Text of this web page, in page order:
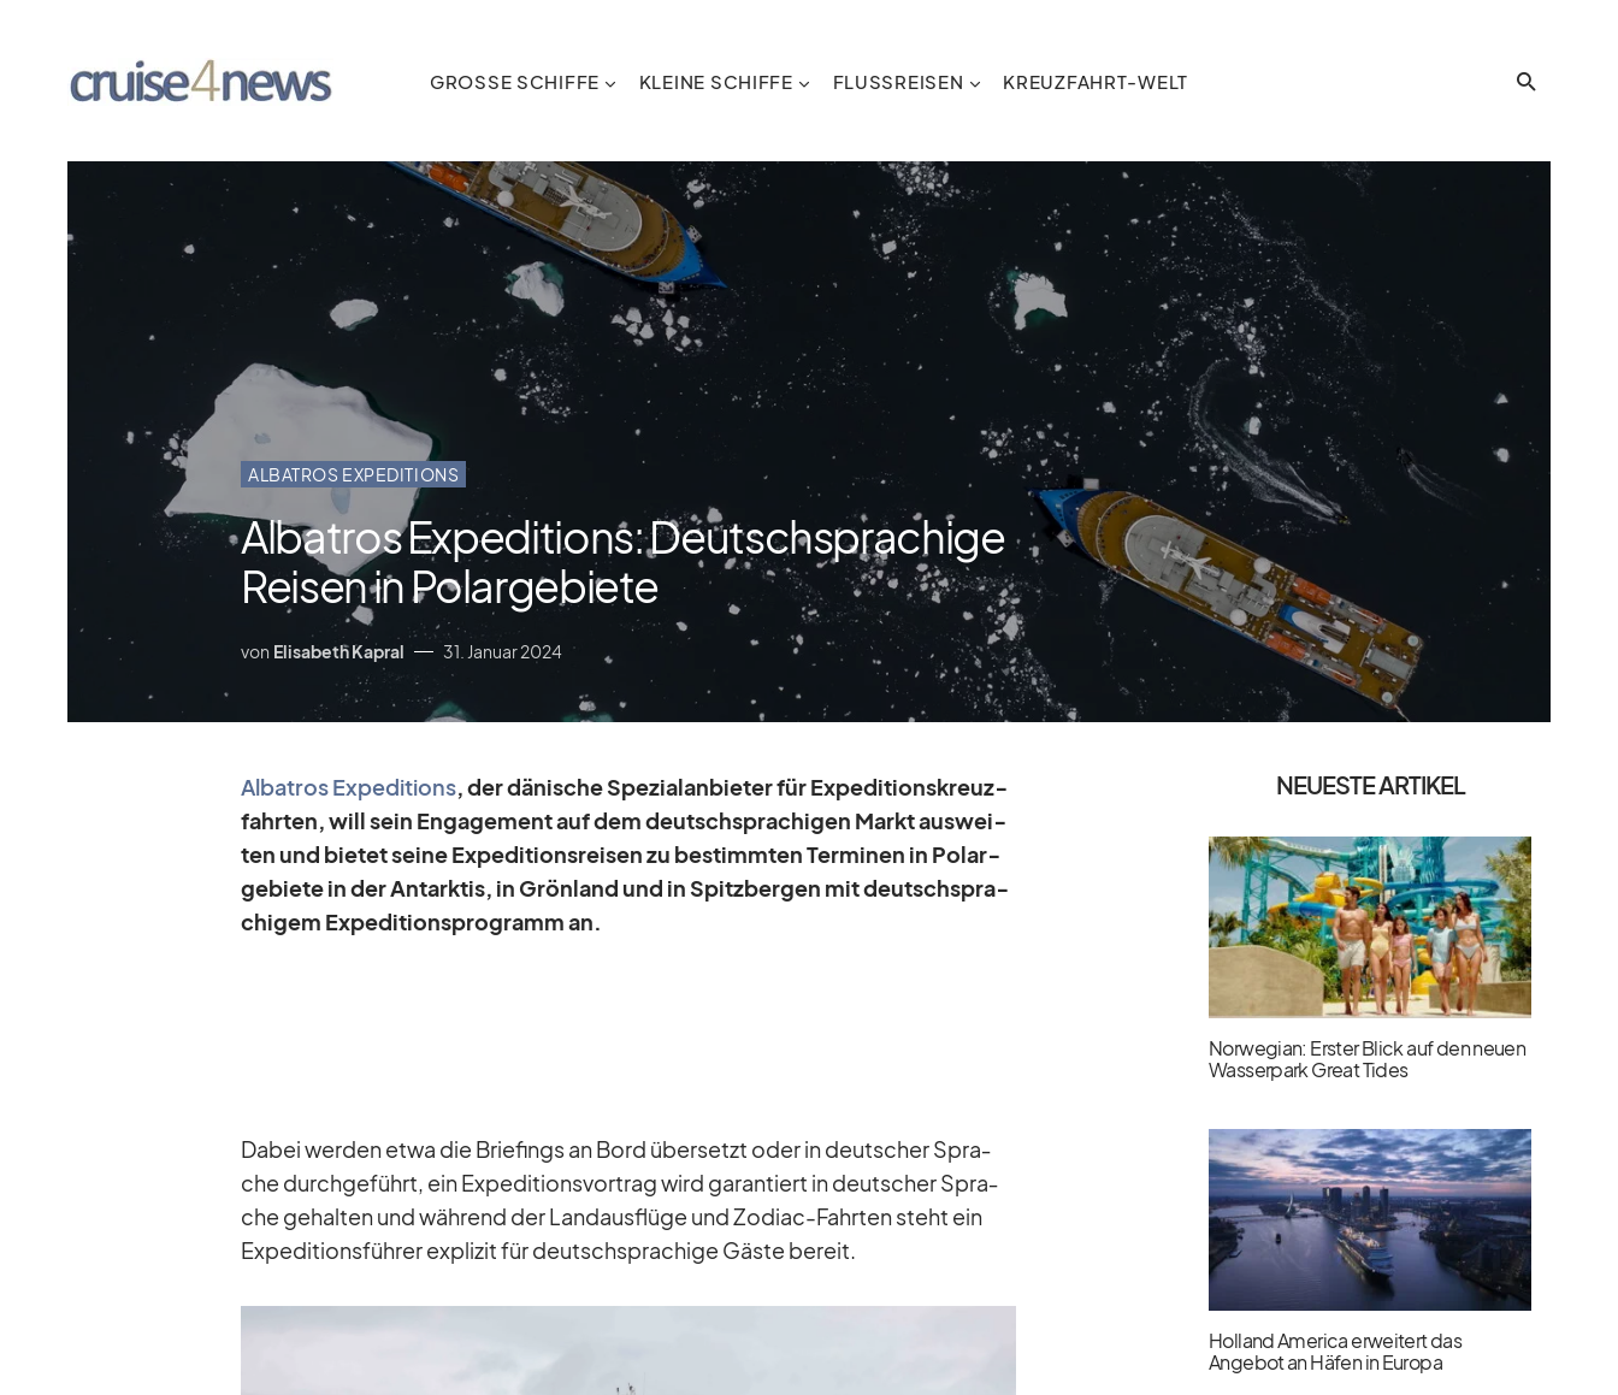
GROSSE SCHIFFE KLEINE SCHIFFE FLUSSREISEN KREUZFAHRT-WELT
ALBATROS EXPEDITIONS
Albatros Expeditions: Deutschsprachige
Reisen in Polargebiete
von Elisabeth Kapral 31. Januar 2024
Al­ba­tros Ex­pe­di­ti­ons, der dä­ni­sche Spe­zi­al­an­bie­ter für Ex­pe­di­ti­ons­kreuz­
fahr­ten, will sein En­ga­ge­ment auf dem deutsch­spra­chi­gen Markt aus­wei­
ten und bie­tet seine Ex­pe­di­ti­ons­rei­sen zu be­stimm­ten Ter­mi­nen in Po­lar­
ge­biete in der Ant­ark­tis, in Grön­land und in Spitz­ber­gen mit deutsch­spra­
chi­gem Ex­pe­di­ti­ons­pro­gramm an.
Da­bei wer­den etwa die Brie­fings an Bord über­setzt oder in deut­scher Spra­
che durch­ge­führt, ein Ex­pe­di­ti­ons­vor­trag wird ga­ran­tiert in deut­scher Spra­
che ge­hal­ten und wäh­rend der Land­aus­flüge und Zo­diac-Fahr­ten steht ein
Ex­pe­di­ti­ons­füh­rer ex­pli­zit für deutsch­spra­chige Gäste be­reit.
NEUESTE ARTIKEL
Norwegian: Erster Blick auf den neuen
Wasserpark Great Tides
Holland America erweitert das
Angebot an Häfen in Europa